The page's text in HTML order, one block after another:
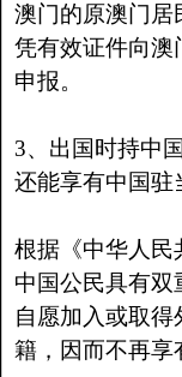
澳门的原澳门居
凭有效证件向澳
申报。
3、出国时持中
还能享有中国驻
根据《中华人民
中国公民具有
自愿加入或取得
籍，因而不再享